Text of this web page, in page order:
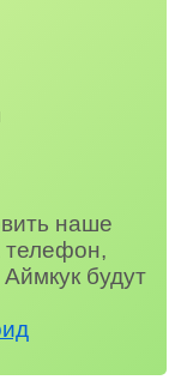
наше
телефон,
будут